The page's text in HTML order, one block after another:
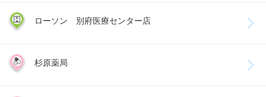
ローソン 別府医療センター店
杉原薬局